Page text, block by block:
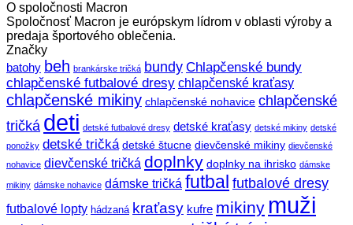
32,40 €.
O spoločnosti Macron
Spoločnosť Macron je európskym lídrom v oblasti výroby a
predaja športového oblečenia.
Značky
batohy beh brankárske tričká bundy Chlapčenské bundy
chlapčenské futbalové dresy chlapčenské kraťasy
chlapčenské mikiny chlapčenské nohavice chlapčenské
tričká deti detské futbalové dresy detské kraťasy detské mikiny detské
ponožky detské tričká detské štucne dievčenské mikiny dievčenské
nohavice dievčenské tričká doplnky doplnky na ihrisko dámske
mikiny dámske nohavice dámske tričká futbal futbalové dresy
futbalové lopty hádzaná kraťasy kufre mikiny muži